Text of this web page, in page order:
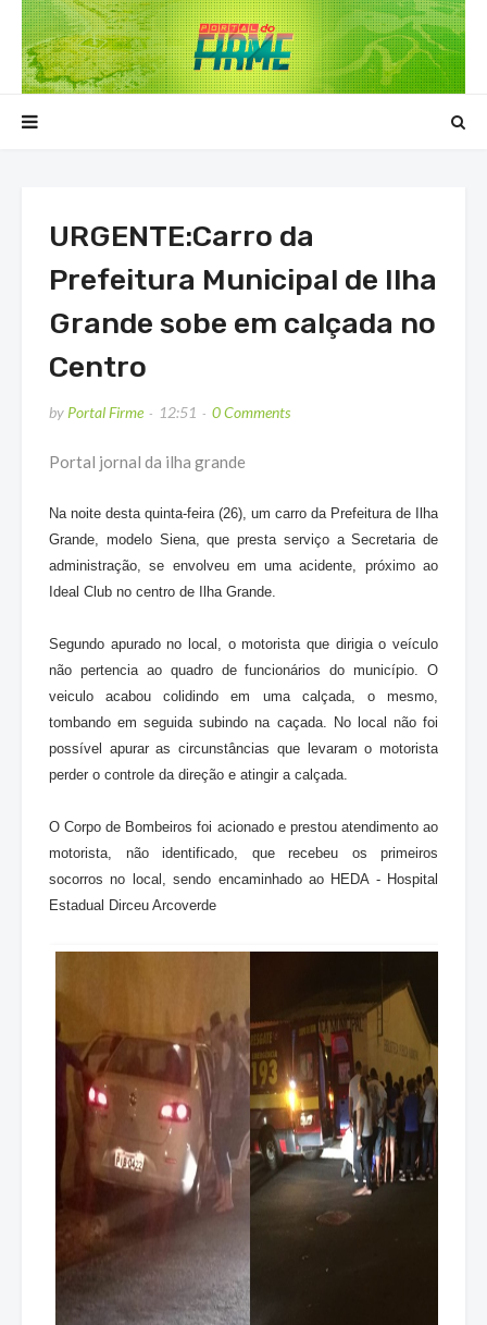
URGENTE:Carro da
Prefeitura Municipal de Ilha
Grande sobe em calçada no
Centro
byPortal Firme 12:51 0 Comments
Portal jornal da ilha grande
Na noite desta quinta-feira (26), um carro da Prefeitura de Ilha
Grande, modelo Siena, que presta serviço a Secretaria de
administração, se envolveu em uma acidente, próximo ao
Ideal Club no centro de Ilha Grande.
Segundo apurado no local, o motorista que dirigia o veículo
não pertencia ao quadro de funcionários do município. O
veiculo acabou colidindo em uma calçada, o mesmo,
tombando em seguida subindo na caçada. No local não foi
possível apurar as circunstâncias que levaram o motorista
perder o controle da direção e atingir a calçada.
O Corpo de Bombeiros foi acionado e prestou atendimento ao
motorista, não identificado, que recebeu os primeiros
socorros no local, sendo encaminhado ao HEDA - Hospital
Estadual Dirceu Arcoverde